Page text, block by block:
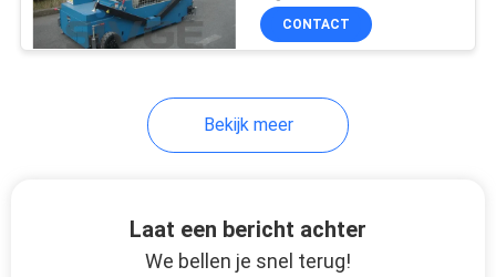
Platform200kg Lading
CONTACT
Bekijk meer
Laat een bericht achter
We bellen je snel terug!